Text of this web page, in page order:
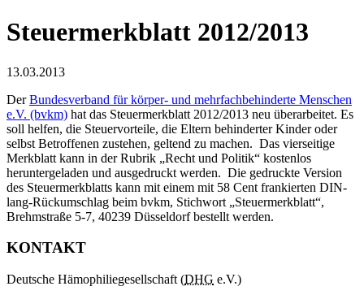
Steuermerkblatt 2012/2013
13.03.2013
DerBundesverband für körper- und mehrfachbehinderte Menschen
e.V. (bvkm) hat das Steuermerkblatt 2012/2013 neu überarbeitet. Es
soll helfen, die Steuervorteile, die Eltern behinderter Kinder oder
selbst Betroffenen zustehen, geltend zu machen. Das vierseitige
Merkblatt kann in der Rubrik „Recht und Politik“ kostenlos
heruntergeladen und ausgedruckt werden. Die gedruckte Version
des Steuermerkblatts kann mit einem mit 58 Cent frankierten DIN-
lang-Rückumschlag beim bvkm, Stichwort „Steuermerkblatt“,
Brehmstraße 5-7, 40239 Düsseldorf bestellt werden.
KONTAKT
Deutsche Hämophiliegesellschaft (DHG e.V.)